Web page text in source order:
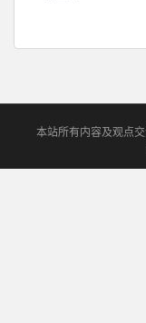
本站所有内容及观点